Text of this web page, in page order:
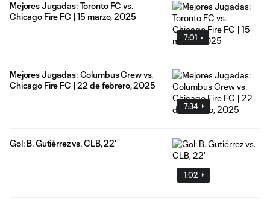
7:01
Mejores Jugadas: Toronto FC vs.
Chicago Fire FC | 15 marzo, 2025
7:34
Mejores Jugadas: Columbus Crew vs.
Chicago Fire FC | 22 de febrero, 2025
1:02
Gol: B. Gutiérrez vs. CLB, 22'